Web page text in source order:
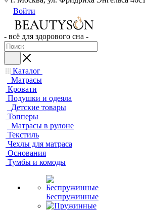
Войти
- всё для здорового сна -
Каталог
Матрасы
Кровати
Подушки и одеяла
Детские товары
Топперы
Матрасы в рулоне
Текстиль
Чехлы для матраса
Основания
Тумбы и комоды
Беспружинные